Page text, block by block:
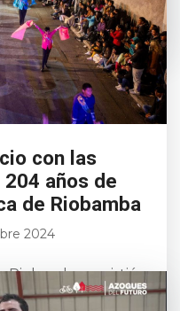
con las
años de
de Riobamba
2024
Riobamba se vistió
evento que